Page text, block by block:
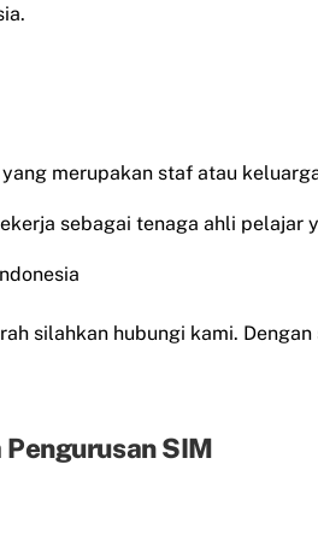
merupakan staf atau
sebagai tenaga ahli pelajar
silahkan hubungi kami.
Pengurusan SIM